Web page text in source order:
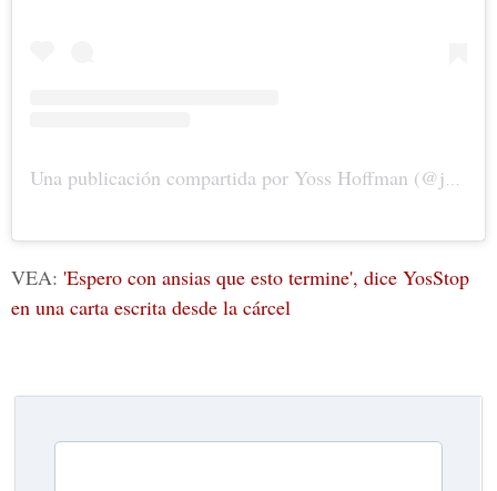
Una publicación compartida por Yoss Hoffman (@justyoss)
VEA: 'Espero con ansias que esto termine', dice YosStop
en una carta escrita desde la cárcel